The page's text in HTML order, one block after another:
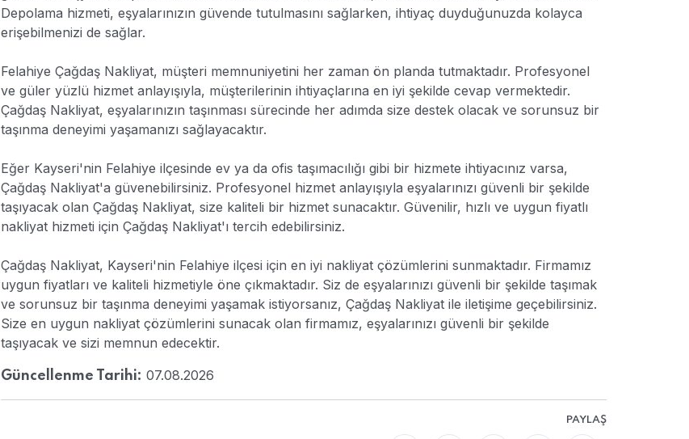
Depolama hizmeti, eşyalarınızın güvende tutulmasını sağlarken, ihtiyaç duyduğunuzda kolayca
erişebilmenizi de sağlar.
Felahiye Çağdaş Nakliyat, müşteri memnuniyetini her zaman ön planda tutmaktadır. Profesyonel
ve güler yüzlü hizmet anlayışıyla, müşterilerinin ihtiyaçlarına en iyi şekilde cevap vermektedir.
Çağdaş Nakliyat, eşyalarınızın taşınması sürecinde her adımda size destek olacak ve sorunsuz bir
taşınma deneyimi yaşamanızı sağlayacaktır.
Eğer Kayseri'nin Felahiye ilçesinde ev ya da ofis taşımacılığı gibi bir hizmete ihtiyacınız varsa,
Çağdaş Nakliyat'a güvenebilirsiniz. Profesyonel hizmet anlayışıyla eşyalarınızı güvenli bir şekilde
taşıyacak olan Çağdaş Nakliyat, size kaliteli bir hizmet sunacaktır. Güvenilir, hızlı ve uygun fiyatlı
nakliyat hizmeti için Çağdaş Nakliyat'ı tercih edebilirsiniz.
Çağdaş Nakliyat, Kayseri'nin Felahiye ilçesi için en iyi nakliyat çözümlerini sunmaktadır. Firmamız
uygun fiyatları ve kaliteli hizmetiyle öne çıkmaktadır. Siz de eşyalarınızı güvenli bir şekilde taşımak
ve sorunsuz bir taşınma deneyimi yaşamak istiyorsanız, Çağdaş Nakliyat ile iletişime geçebilirsiniz.
Size en uygun nakliyat çözümlerini sunacak olan firmamız, eşyalarınızı güvenli bir şekilde
taşıyacak ve sizi memnun edecektir.
Güncellenme Tarihi: 07.08.2026
PAYLAŞ